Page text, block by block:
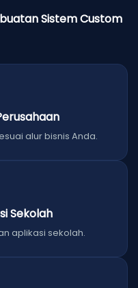
Sistem Custom
alur bisnis Anda.
Sekolah
aplikasi sekolah.